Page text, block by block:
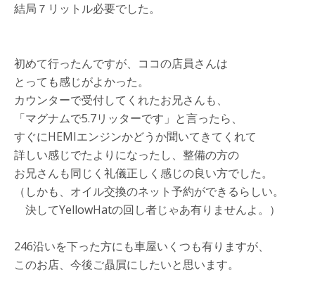
結局７リットル必要でした。
初めて行ったんですが、ココの店員さんは
とっても感じがよかった。
カウンターで受付してくれたお兄さんも、
「マグナムで5.7リッターです」と言ったら、
すぐにHEMIエンジンかどうか聞いてきてくれて
詳しい感じでたよりになったし、整備の方の
お兄さんも同じく礼儀正しく感じの良い方でした。
（しかも、オイル交換のネット予約ができるらしい。
決してYellowHatの回し者じゃあ有りませんよ。）
246沿いを下った方にも車屋いくつも有りますが、
このお店、今後ご贔屓にしたいと思います。